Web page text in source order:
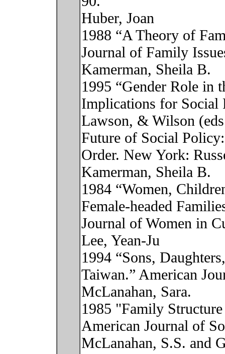
Huber, Joan
1988 “A Theory of
Journal of Family
Kamerman, Sheila B.
1995 “Gender Role in
Implications for Social
Lawson, & Wilson
Future of Social
Order. New York:
Kamerman, Sheila B.
1984 “Women,
Female-headed
Journal of Women in
Lee, Yean-Ju
1994 “Sons,
Taiwan.” American
McLanahan, Sara.
1985 "Family
American Journal of
McLanahan, S.S. and